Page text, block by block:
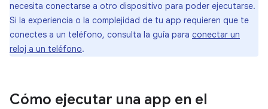
necesita conectarse a otro dispositivo para poder ejecutarse.
Si la experiencia o la complejidad de tu app requieren que te
conectes a un teléfono, consulta la guía para conectar un
reloj a un teléfono.
Cómo ejecutar una app en el